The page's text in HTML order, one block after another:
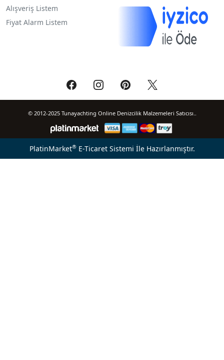
Alışveriş Listem
Fiyat Alarm Listem
© 2012-2025 Tunayachting Online Denizcilik Malzemeleri Satıcısı..
PlatinMarket®E-Ticaret Sistemi İle Hazırlanmıştır.